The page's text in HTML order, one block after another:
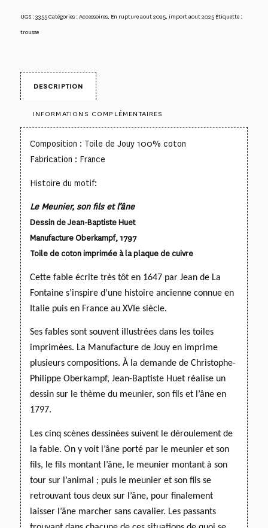
UGS :3355Catégories :Accessoires, En rupture aout 2025, import aout 2025 Étiquette :
trousse
DESCRIPTION
INFORMATIONS COMPLÉMENTAIRES
Composition : Toile de Jouy 100% coton
Fabrication : France
Histoire du motif:
Le Meunier, son fils et l’âne
Dessin de Jean-Baptiste Huet
Manufacture Oberkampf, 1797
Toile de coton imprimée à la plaque de cuivre
Cette fable écrite très tôt en 1647 par Jean de La
Fontaine s’inspire d’une histoire ancienne connue en
Italiepuis en France au XVIe siècle.
Ses fables sont souvent illustrées dans les toiles
imprimées. La Manufacture de Jouy en imprime
plusieurs compositions. À la demande de Christophe-
Philippe Oberkampf, Jean-Baptiste Huet réalise un
dessin sur le thème du meunier, son fils et l’âne en
1797.
Les cinq scènes dessinées suivent le déroulement de
la fable. On y voit l’âne porté par le meunier et son
fils, le fils montant l’âne, le meunier montant à son
tour sur l’animal ; puis le meunier et son fils se
retrouvant tous deux sur l’âne, pour finalement
laisser l’âne marcher sans cavalier. Les passants